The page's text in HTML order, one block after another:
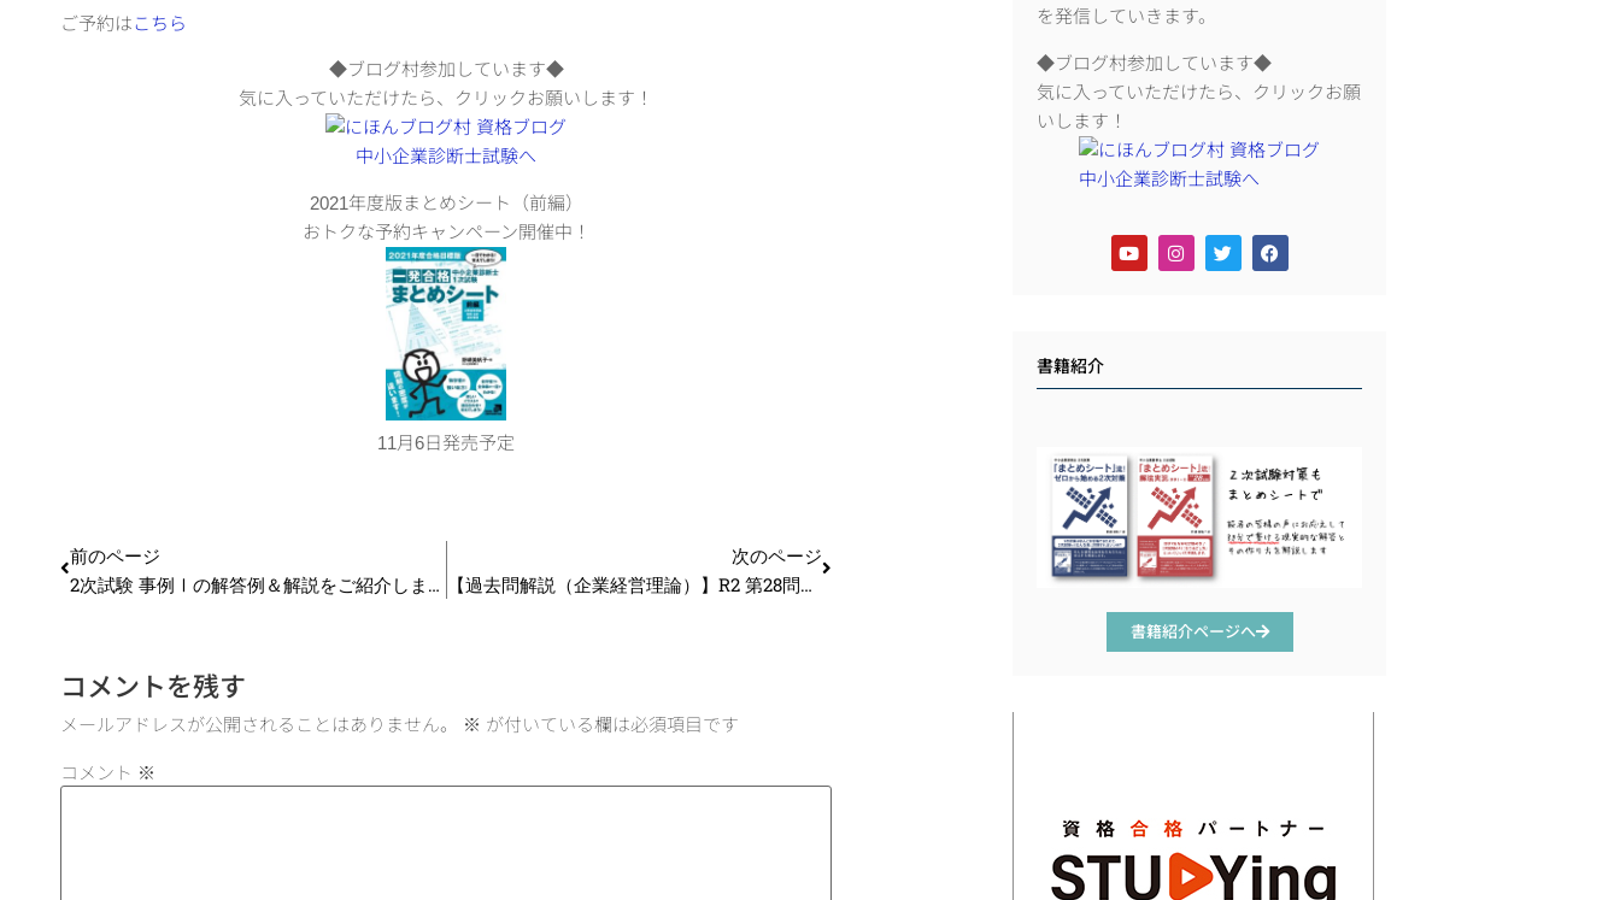
ご予約はこちら
◆ブログ村参加しています◆
気に入っていただけたら、クリックお願いします！
2021年度版まとめシート（前編）
おトクな予約キャンペーン開催中！
11月6日発売予定
前のページ
2次試験 事例Ⅰの解答例＆解説をご紹介します！
次のページ
【過去問解説（企業経営理論）】R2 第28問 マーケティングコンセプト
コメントを残す
メールアドレスが公開されることはありません。 ※ が付いている欄は必須項目です
コメント ※
を発信していきます。
◆ブログ村参加しています◆
気に入っていただけたら、クリックお願
いします！
書籍紹介
書籍紹介ページへ